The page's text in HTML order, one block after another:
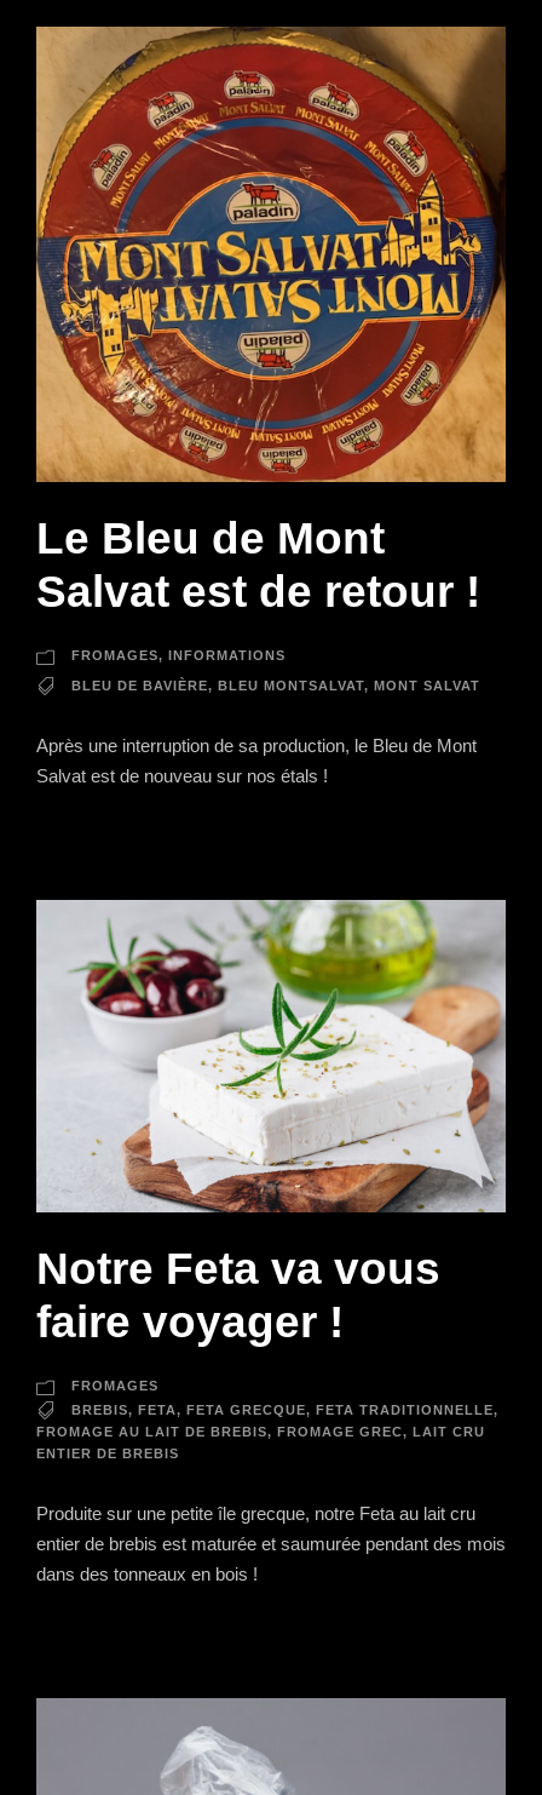
Le Bleu de Mont
Salvat est de retour !
FROMAGES, INFORMATIONS
BLEU DE BAVIÈRE, BLEU MONTSALVAT, MONT SALVAT
Après une interruption de sa production, le Bleu de Mont
Salvat est de nouveau sur nos étals !
Notre Feta va vous
faire voyager !
FROMAGES
BREBIS, FETA, FETA GRECQUE, FETA TRADITIONNELLE,
FROMAGE AU LAIT DE BREBIS, FROMAGE GREC,
LAIT CRU
ENTIER DE BREBIS
Produite sur une petite île grecque, notre Feta au lait cru
entier de brebis est maturée et saumurée pendant des mois
dans des tonneaux en bois !